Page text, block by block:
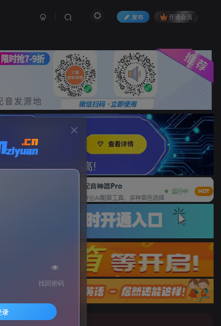
发布 开通会员
这里查看详情！
找回密码
录